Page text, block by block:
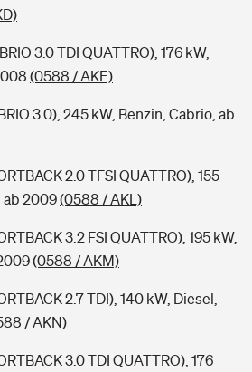
3.0 TDI QUATTRO), 176 kW,
(0588 / AKE)
3.0), 245 kW, Benzin, Cabrio, ab
2.0 TFSI QUATTRO), 155
ab 2009(0588 / AKL)
3.2 FSI QUATTRO), 195 kW,
(0588 / AKM)
2.7 TDI), 140 kW, Diesel,
/ AKN)
3.0 TDI QUATTRO), 176